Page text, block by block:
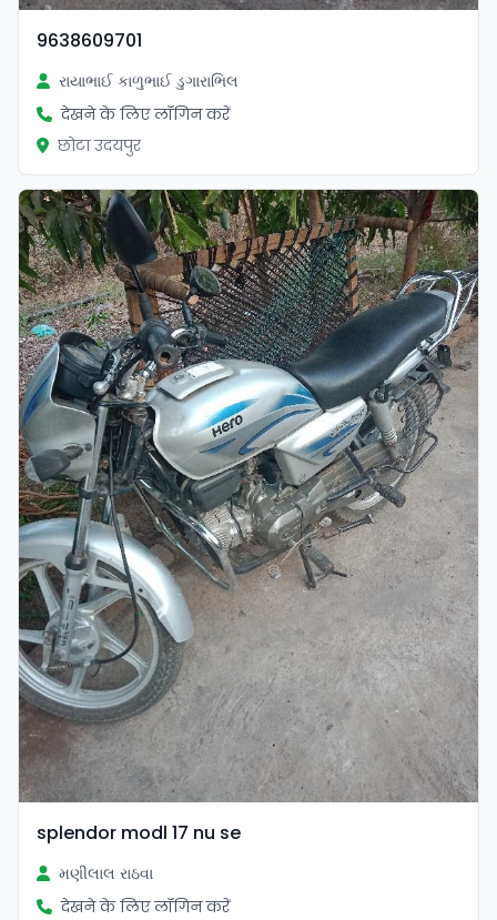
9638609701
રાયાભાઈ કાળુભાઈ ડુગારાભિલ
देखने के लिए लॉगिन करें
छोटा उदयपुर
splendor modl 17 nu se
મણીલાલ રાઠવા
देखने के लिए लॉगिन करें